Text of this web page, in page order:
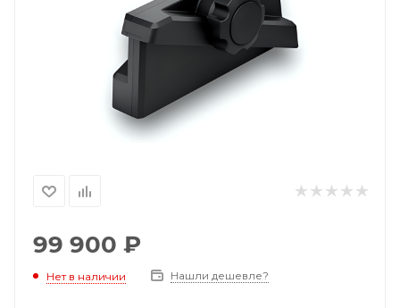
99 900 ₽
Нет в наличии Нашли дешевле?